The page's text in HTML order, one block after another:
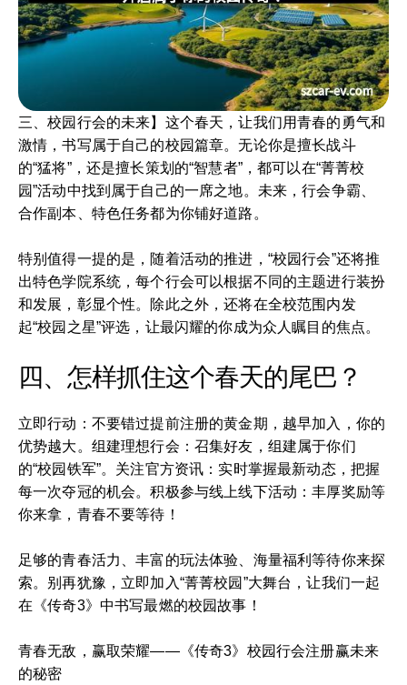
三、校园行会的未来】这个春天，让我们用青春的勇气和
激情，书写属于自己的校园篇章。无论你是擅长战斗
的“猛将”，还是擅长策划的“智慧者”，都可以在“菁菁校
园”活动中找到属于自己的一席之地。未来，行会争霸、
合作副本、特色任务都为你铺好道路。
特别值得一提的是，随着活动的推进，“校园行会”还将推
出特色学院系统，每个行会可以根据不同的主题进行装扮
和发展，彰显个性。除此之外，还将在全校范围内发
起“校园之星”评选，让最闪耀的你成为众人瞩目的焦点。
四、怎样抓住这个春天的尾巴？
立即行动：不要错过提前注册的黄金期，越早加入，你的
优势越大。组建理想行会：召集好友，组建属于你们
的“校园铁军”。关注官方资讯：实时掌握最新动态，把握
每一次夺冠的机会。积极参与线上线下活动：丰厚奖励等
你来拿，青春不要等待！
足够的青春活力、丰富的玩法体验、海量福利等待你来探
索。别再犹豫，立即加入“菁菁校园”大舞台，让我们一起
在《传奇3》中书写最燃的校园故事！
青春无敌，赢取荣耀——《传奇3》校园行会注册赢未来
的秘密